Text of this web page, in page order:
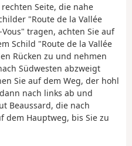
Seite, die nahe
"Route de la Vallée
tragen, achten Sie auf
Schild "Route de la Vallée
Rücken zu und nehmen
Südwesten abzweigt
Sie auf dem Weg, der hohl
nach links ab und
Beaussard, die nach
dem Hauptweg, bis Sie zu